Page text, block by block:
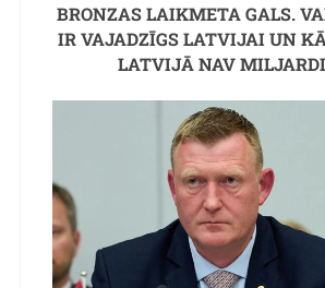
BRONZAS LAIKMETA GALS.
IR VAJADZĪGS LATVIJAI UN
LATVIJĀ NAV